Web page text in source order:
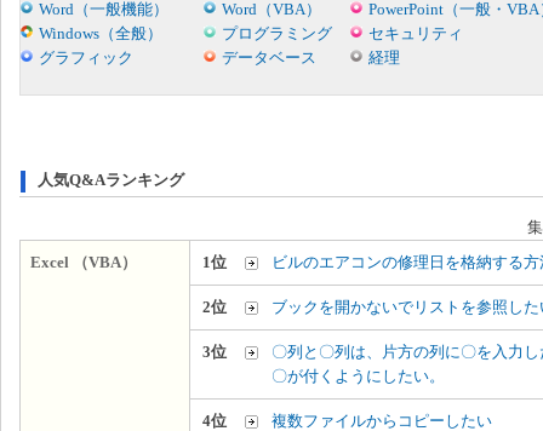
Word（一般機能）
Word（VBA）
PowerPoint（一般・VBA
Windows（全般）
プログラミング
セキュリティ
グラフィック
データベース 経理
人気Q&Aランキング
Excel （VBA）
1位 ビルのエアコンの修理日を格納する方
2位 ブックを開かないでリストを参照した
3位
〇列と〇列は、片方の列に〇を入力
〇が付くようにしたい。
4位 複数ファイルからコピーしたい